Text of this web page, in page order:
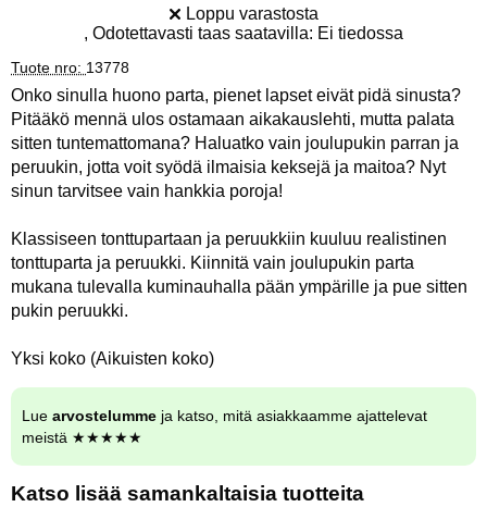
Saatavuus:
Loppu varastosta
, Odotettavasti taas saatavilla: Ei tiedossa
Tuote nro: 13778
Onko sinulla huono parta, pienet lapset eivät pidä sinusta?
Pitääkö mennä ulos ostamaan aikakauslehti, mutta palata
sitten tuntemattomana? Haluatko vain joulupukin parran ja
peruukin, jotta voit syödä ilmaisia keksejä ja maitoa? Nyt
sinun tarvitsee vain hankkia poroja!
Klassiseen tonttupartaan ja peruukkiin kuuluu realistinen
tonttuparta ja peruukki. Kiinnitä vain joulupukin parta
mukana tulevalla kuminauhalla pään ympärille ja pue sitten
pukin peruukki.
Yksi koko (Aikuisten koko)
Lue arvostelumme ja katso, mitä asiakkaamme ajattelevat
meistä ★★★★★
Katso lisää samankaltaisia tuotteita